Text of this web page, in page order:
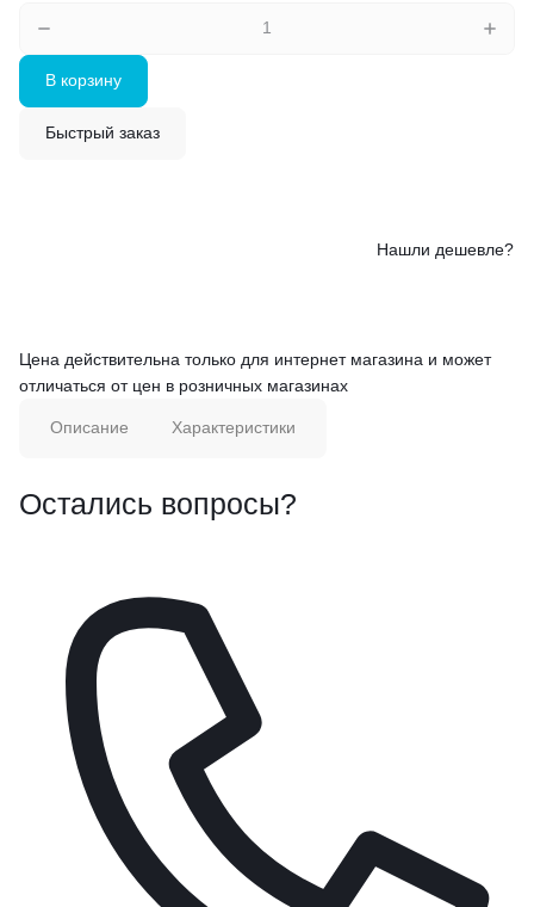
В корзину
Быстрый заказ
Нашли дешевле?
Цена действительна только для интернет магазина и может
отличаться от цен в розничных магазинах
Описание Характеристики
Остались вопросы?